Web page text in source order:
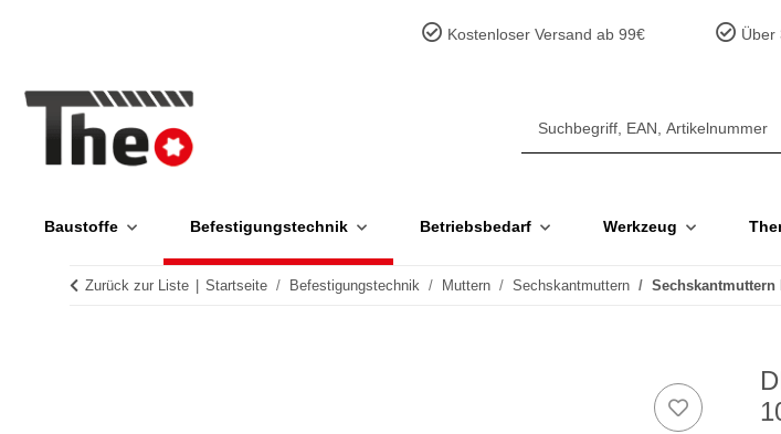
Kostenloser Versand ab 99€ Über
Baustoffe Befestigungstechnik Betriebsbedarf Werkzeug
Zurück zur Liste Startseite Befestigungstechnik Muttern Sechskantmuttern Sechskantmuttern